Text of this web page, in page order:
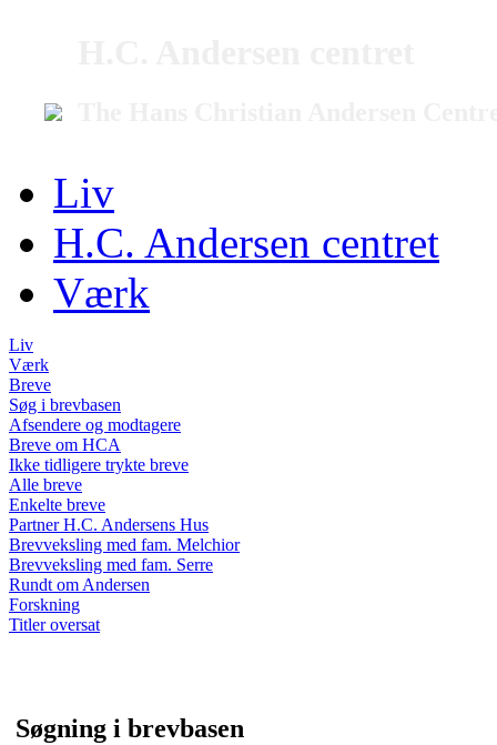
Liv
H.C. Andersen centret
Værk
Liv
Værk
Breve
Søg i brevbasen
Afsendere og modtagere
Breve om HCA
Ikke tidligere trykte breve
Alle breve
Enkelte breve
Partner H.C. Andersens Hus
Brevveksling med fam. Melchior
Brevveksling med fam. Serre
Rundt om Andersen
Forskning
Titler oversat
Søgning i brevbasen